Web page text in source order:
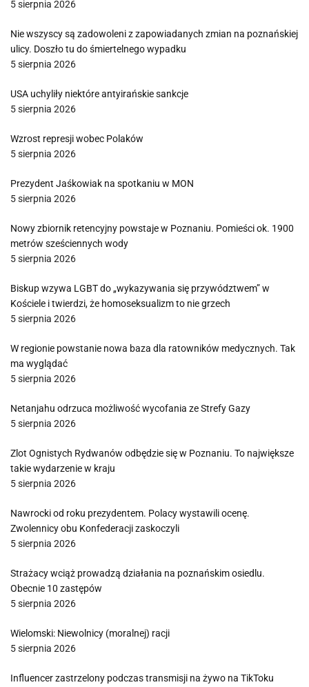
5 sierpnia 2026
Nie wszyscy są zadowoleni z zapowiadanych zmian na poznańskiej
ulicy. Doszło tu do śmiertelnego wypadku
5 sierpnia 2026
USA uchyliły niektóre antyirańskie sankcje
5 sierpnia 2026
Wzrost represji wobec Polaków
5 sierpnia 2026
Prezydent Jaśkowiak na spotkaniu w MON
5 sierpnia 2026
Nowy zbiornik retencyjny powstaje w Poznaniu. Pomieści ok. 1900
metrów sześciennych wody
5 sierpnia 2026
Biskup wzywa LGBT do „wykazywania się przywództwem” w
Kościele i twierdzi, że homoseksualizm to nie grzech
5 sierpnia 2026
W regionie powstanie nowa baza dla ratowników medycznych. Tak
ma wyglądać
5 sierpnia 2026
Netanjahu odrzuca możliwość wycofania ze Strefy Gazy
5 sierpnia 2026
Zlot Ognistych Rydwanów odbędzie się w Poznaniu. To największe
takie wydarzenie w kraju
5 sierpnia 2026
Nawrocki od roku prezydentem. Polacy wystawili ocenę.
Zwolennicy obu Konfederacji zaskoczyli
5 sierpnia 2026
Strażacy wciąż prowadzą działania na poznańskim osiedlu.
Obecnie 10 zastępów
5 sierpnia 2026
Wielomski: Niewolnicy (moralnej) racji
5 sierpnia 2026
Influencer zastrzelony podczas transmisji na żywo na TikToku